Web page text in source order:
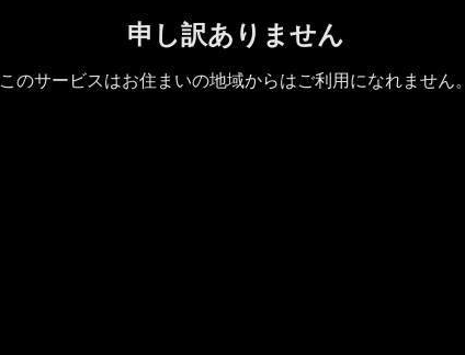
申し訳ありません
このサービスはお住まいの地域からはご利用になれません。